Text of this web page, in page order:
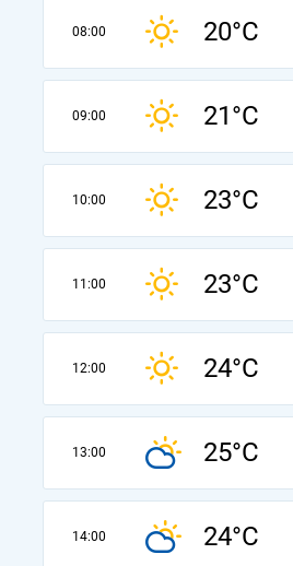
08:00 20°C
09:00 21°C
10:00 23°C
11:00 23°C
12:00 24°C
13:00 25°C
14:00 24°C